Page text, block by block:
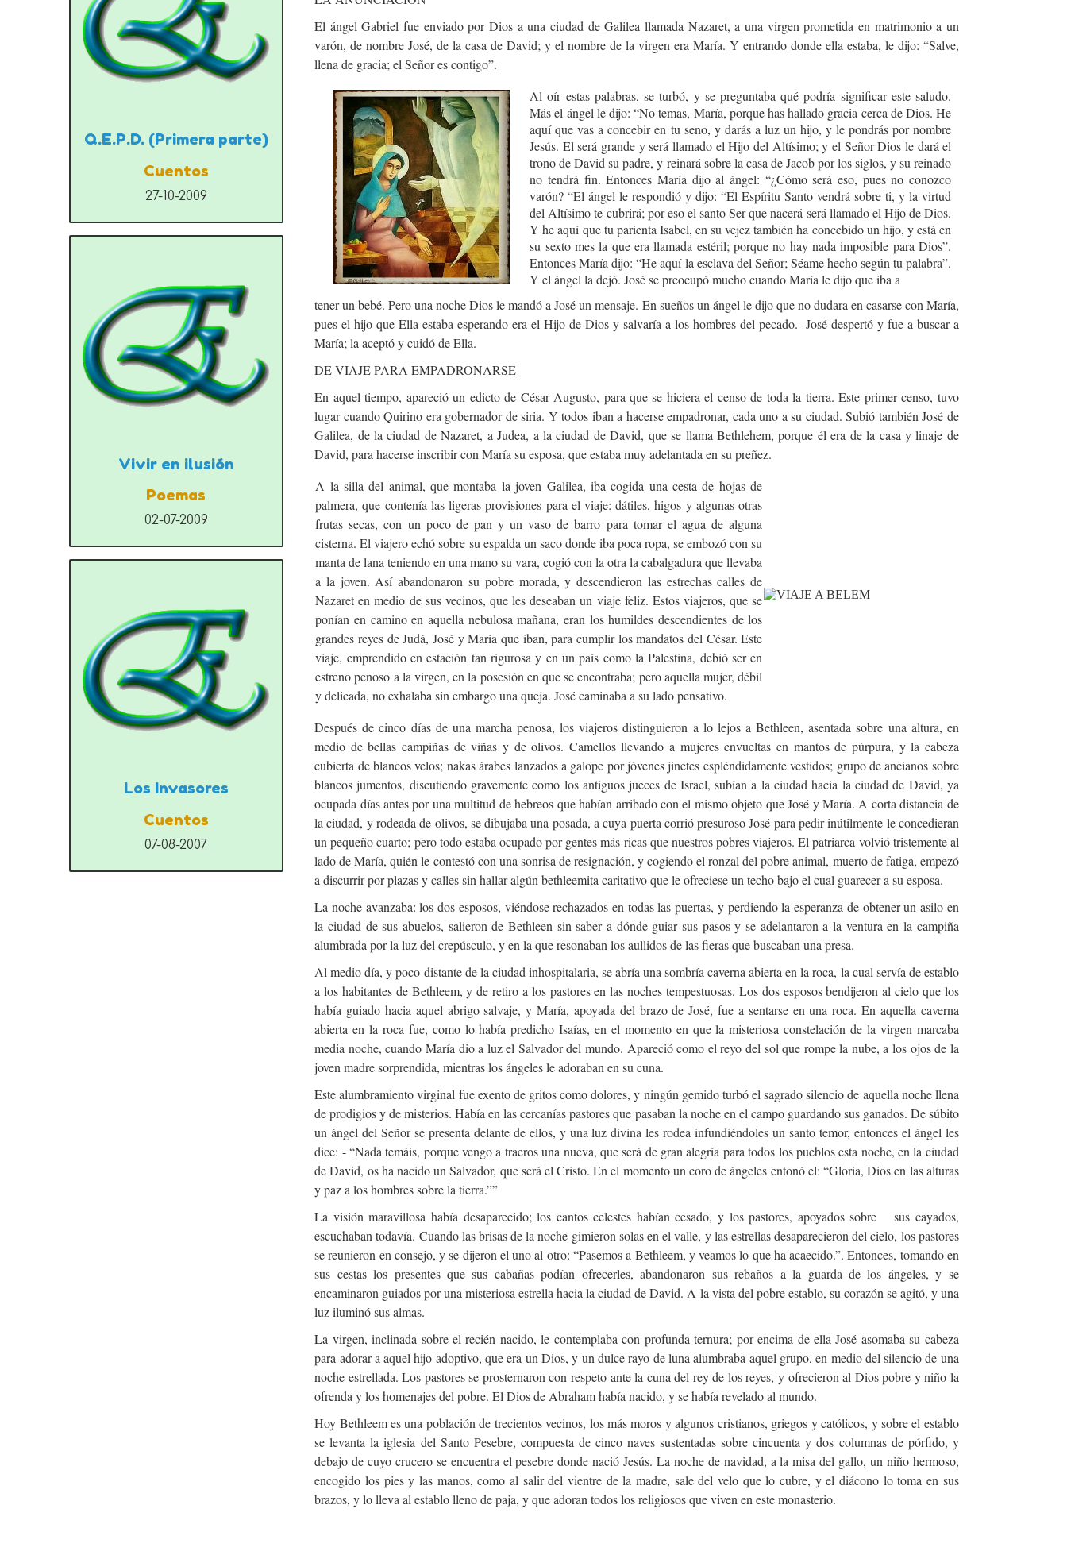
El ángel Gabriel fue enviado por Dios a una ciudad de Galilea llamada Nazaret, a una virgen prometida en matrimonio a un
varón, de nombre José, de la casa de David; y el nombre de la virgen era María. Y entrando donde ella estaba, le dijo: “Salve,
llena de gracia; el Señor es contigo”.
Al oír estas palabras, se turbó, y se preguntaba qué podría significar este saludo.
Más el ángel le dijo: “No temas, María, porque has hallado gracia cerca de Dios. He
aquí que vas a concebir en tu seno, y darás a luz un hijo, y le pondrás por nombre
Jesús. El será grande y será llamado el Hijo del Altísimo; y el Señor Dios le dará el
trono de David su padre, y reinará sobre la casa de Jacob por los siglos, y su reinado
no tendrá fin. Entonces María dijo al ángel: “¿Cómo será eso, pues no conozco
varón? “El ángel le respondió y dijo: “El Espíritu Santo vendrá sobre ti, y la virtud
del Altísimo te cubrirá; por eso el santo Ser que nacerá será llamado el Hijo de Dios.
Y he aquí que tu parienta Isabel, en su vejez también ha concebido un hijo, y está en
su sexto mes la que era llamada estéril; porque no hay nada imposible para Dios”.
Entonces María dijo: “He aquí la esclava del Señor; Séame hecho según tu palabra”.
Y el ángel la dejó. José se preocupó mucho cuando María le dijo que iba a
tener un bebé. Pero una noche Dios le mandó a José un mensaje. En sueños un ángel le dijo que no dudara en casarse con María,
pues el hijo que Ella estaba esperando era el Hijo de Dios y salvaría a los hombres del pecado.- José despertó y fue a buscar a
María; la aceptó y cuidó de Ella.
DE VIAJE PARA EMPADRONARSE
En aquel tiempo, apareció un edicto de César Augusto, para que se hiciera el censo de toda la tierra. Este primer censo, tuvo
lugar cuando Quirino era gobernador de siria. Y todos iban a hacerse empadronar, cada uno a su ciudad. Subió también José de
Galilea, de la ciudad de Nazaret, a Judea, a la ciudad de David, que se llama Bethlehem, porque él era de la casa y linaje de
David, para hacerse inscribir con María su esposa, que estaba muy adelantada en su preñez.
A la silla del animal, que montaba la joven Galilea, iba cogida una cesta de hojas de
palmera, que contenía las ligeras provisiones para el viaje: dátiles, higos y algunas otras
frutas secas, con un poco de pan y un vaso de barro para tomar el agua de alguna
cisterna. El viajero echó sobre su espalda un saco donde iba poca ropa, se embozó con su
manta de lana teniendo en una mano su vara, cogió con la otra la cabalgadura que llevaba
a la joven. Así abandonaron su pobre morada, y descendieron las estrechas calles de
Nazaret en medio de sus vecinos, que les deseaban un viaje feliz. Estos viajeros, que se
ponían en camino en aquella nebulosa mañana, eran los humildes descendientes de los
grandes reyes de Judá, José y María que iban, para cumplir los mandatos del César. Este
viaje, emprendido en estación tan rigurosa y en un país como la Palestina, debió ser en
estreno penoso a la virgen, en la posesión en que se encontraba; pero aquella mujer, débil
y delicada, no exhalaba sin embargo una queja. José caminaba a su lado pensativo.
Después de cinco días de una marcha penosa, los viajeros distinguieron a lo lejos a Bethleen, asentada sobre una altura, en
medio de bellas campiñas de viñas y de olivos. Camellos llevando a mujeres envueltas en mantos de púrpura, y la cabeza
cubierta de blancos velos; nakas árabes lanzados a galope por jóvenes jinetes espléndidamente vestidos; grupo de ancianos sobre
blancos jumentos, discutiendo gravemente como los antiguos jueces de Israel, subían a la ciudad hacia la ciudad de David, ya
ocupada días antes por una multitud de hebreos que habían arribado con el mismo objeto que José y María. A corta distancia de
la ciudad, y rodeada de olivos, se dibujaba una posada, a cuya puerta corrió presuroso José para pedir inútilmente le concedieran
un pequeño cuarto; pero todo estaba ocupado por gentes más ricas que nuestros pobres viajeros. El patriarca volvió tristemente al
lado de María, quién le contestó con una sonrisa de resignación, y cogiendo el ronzal del pobre animal, muerto de fatiga, empezó
a discurrir por plazas y calles sin hallar algún bethleemita caritativo que le ofreciese un techo bajo el cual guarecer a su esposa.
La noche avanzaba: los dos esposos, viéndose rechazados en todas las puertas, y perdiendo la esperanza de obtener un asilo en
la ciudad de sus abuelos, salieron de Bethleen sin saber a dónde guiar sus pasos y se adelantaron a la ventura en la campiña
alumbrada por la luz del crepúsculo, y en la que resonaban los aullidos de las fieras que buscaban una presa.
Al medio día, y poco distante de la ciudad inhospitalaria, se abría una sombría caverna abierta en la roca, la cual servía de establo
a los habitantes de Bethleem, y de retiro a los pastores en las noches tempestuosas. Los dos esposos bendijeron al cielo que los
había guiado hacia aquel abrigo salvaje, y María, apoyada del brazo de José, fue a sentarse en una roca. En aquella caverna
abierta en la roca fue, como lo había predicho Isaías, en el momento en que la misteriosa constelación de la virgen marcaba
media noche, cuando María dio a luz el Salvador del mundo. Apareció como el reyo del sol que rompe la nube, a los ojos de la
joven madre sorprendida, mientras los ángeles le adoraban en su cuna.
Este alumbramiento virginal fue exento de gritos como dolores, y ningún gemido turbó el sagrado silencio de aquella noche llena
de prodigios y de misterios. Había en las cercanías pastores que pasaban la noche en el campo guardando sus ganados. De súbito
un ángel del Señor se presenta delante de ellos, y una luz divina les rodea infundiéndoles un santo temor, entonces el ángel les
dice: - “Nada temáis, porque vengo a traeros una nueva, que será de gran alegría para todos los pueblos esta noche, en la ciudad
de David, os ha nacido un Salvador, que será el Cristo. En el momento un coro de ángeles entonó el: “Gloria, Dios en las alturas
y paz a los hombres sobre la tierra.””
La visión maravillosa había desaparecido; los cantos celestes habían cesado, y los pastores, apoyados sobre
sus cayados,
escuchaban todavía. Cuando las brisas de la noche gimieron solas en el valle, y las estrellas desaparecieron del cielo, los pastores
se reunieron en consejo, y se dijeron el uno al otro: “Pasemos a Bethleem, y veamos lo que ha acaecido.”. Entonces, tomando en
sus cestas los presentes que sus cabañas podían ofrecerles, abandonaron sus rebaños a la guarda de los ángeles, y se
encaminaron guiados por una misteriosa estrella hacia la ciudad de David. A la vista del pobre establo, su corazón se agitó, y una
luz iluminó sus almas.
La virgen, inclinada sobre el recién nacido, le contemplaba con profunda ternura; por encima de ella José asomaba su cabeza
para adorar a aquel hijo adoptivo, que era un Dios, y un dulce rayo de luna alumbraba aquel grupo, en medio del silencio de una
noche estrellada. Los pastores se prosternaron con respeto ante la cuna del rey de los reyes, y ofrecieron al Dios pobre y niño la
ofrenda y los homenajes del pobre. El Dios de Abraham había nacido, y se había revelado al mundo.
Hoy Bethleem es una población de trecientos vecinos, los más moros y algunos cristianos, griegos y católicos, y sobre el establo
se levanta la iglesia del Santo Pesebre, compuesta de cinco naves sustentadas sobre cincuenta y dos columnas de pórfido, y
debajo de cuyo crucero se encuentra el pesebre donde nació Jesús. La noche de navidad, a la misa del gallo, un niño hermoso,
encogido los pies y las manos, como al salir del vientre de la madre, sale del velo que lo cubre, y el diácono lo toma en sus
brazos, y lo lleva al establo lleno de paja, y que adoran todos los religiosos que viven en este monasterio.
Q.E.P.D. (Primera parte)
Cuentos
27-10-2009
Vivir en ilusión
Poemas
02-07-2009
Los Invasores
Cuentos
07-08-2007